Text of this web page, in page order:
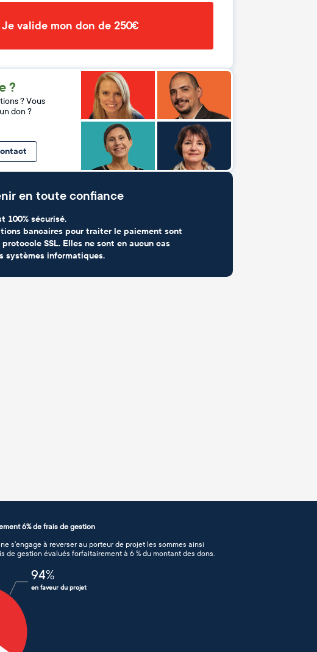
Je valide mon don de 250€
?
? Vous
don ?
en toute confiance
100% sécurisé.
bancaires pour traiter le paiement sont
SSL. Elles ne sont en aucun cas
systèmes informatiques.
6% de frais de gestion
s’engage à reverser au porteur de projet les sommes ainsi
de gestion évalués forfaitairement à 6 % du montant des dons.
94%
en faveur du projet